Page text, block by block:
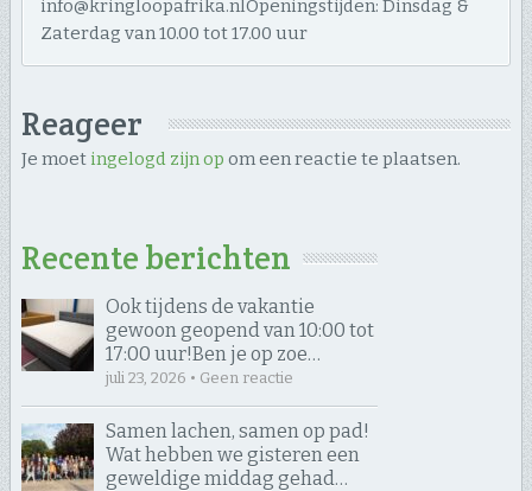
info@kringloopafrika.nlOpeningstijden: Dinsdag &
Zaterdag van 10.00 tot 17.00 uur
Reageer
Je moet ingelogd zijn op om een reactie te plaatsen.
Recente berichten
Ook tijdens de vakantie
gewoon geopend van 10:00 tot
17:00 uur! ​Ben je op zoe…
juli 23, 2026 • Geen reactie
Samen lachen, samen op pad! ​
Wat hebben we gisteren een
geweldige middag gehad…